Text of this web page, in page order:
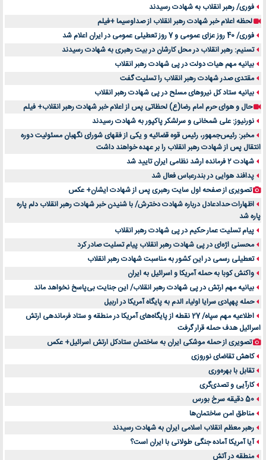
فوری/ رهبر انقلاب به شهادت رسیدند
لحظه اعلام خبر شهادت رهبر انقلاب از صداوسیما +فیلم
فوری/ 40 روز عزای عمومی و 7 روز تعطیلی عمومی در ایران اعلام شد
تسنیم: رهبر انقلاب در محل کارشان در بیت رهبری به شهادت رسیدند
بیانیه مهم هیات دولت در پی شهادت رهبر انقلاب
مقتدی صدر شهادت رهبر انقلاب را تسلیت گفت
بیانیه ستاد کل نیروهای مسلح در پی شهادت رهبر انقلاب
حال و هوای حرم امام رضا(ع) لحظاتی پس از اعلام خبر شهادت رهبر انقلاب+ فیلم
نورنیوز: علی شمخانی و سرلشکر پاکپور به شهادت رسیدند
مخبر: رئیس‌جمهور، رئیس قوه ‌قضائیه و یکی از فقهای شورای نگهبان مسئولیت دوره
انتقال پس ‌از شهادت رهبر انقلاب را بر عهده خواهند داشت
شهادت 2 فرمانده ارشد نظامی ایران تایید شد
پدافند هوایی در بندرعباس فعال شد
تصویری از صفحه اول سایت رهبری پس از شهادت ایشان+ عکس
اظهارات حدادعادل درباره شهادت دخترش/ با شنیدن خبر شهادت رهبر انقلاب دلم پاره
پاره شد
پیام تسلیت عمار حکیم در پی شهادت رهبر انقلاب
محسنی اژه‌ای در پی شهادت رهبر انقلاب پیام تسلیت صادر کرد
تعطیلی رسمی در این کشور به مناسبت شهادت رهبر انقلاب
واکنش کوبا به حمله آمریکا و اسرائیل به ایران
بیانیه مهم ارتش در پی شهادت رهبر انقلاب/ این جنایت بی‌پاسخ نخواهد ماند
حمله پهپادی سرایا اولیاء الدم به پایگاه آمریکا در اربیل
اطلاعیه مهم سپاه/ 27 نقطه از پایگاه‌های آمریکا در منطقه و ستاد فرماندهی ارتش
اسرائیل هدف حمله قرار گرفت
تصویری از حمله موشکی ایران به ساختمان ستادکل ارتش اسرائیل+ عکس
کاهش تقاضای نوروزی
تقابل با بهره‌وری
کارآیی و تصدی‌گری
50 دقیقه سرخ بورس
مناطق امن ساختمان‌ها
رهبر معظم انقلاب اسلامی ایران به شهادت رسیدند
آیا آمریکا آماده جنگی طولانی با ایران است؟
منطقه در آتش